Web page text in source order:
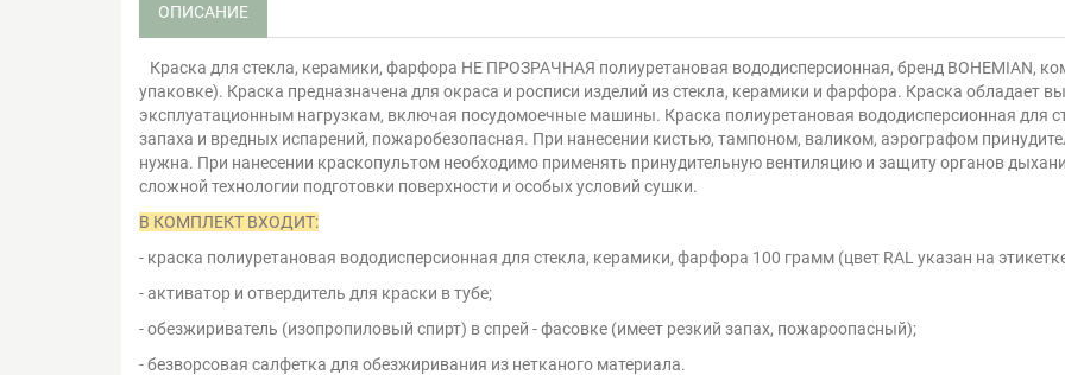
ОПИСАНИЕ
Краска для стекла, керамики, фарфора НЕ ПРОЗРАЧНАЯ полиуретановая вододисперсионная, бренд BOHEMIAN,
упаковке). Краска предназначена для окраса и росписи изделий из стекла, керамики и фарфора. Краска обладает
эксплуатационным нагрузкам, включая посудомоечные машины. Краска полиуретановая вододисперсионная для
запаха и вредных испарений, пожаробезопасная. При нанесении кистью, тампоном, валиком, аэрографом
нужна. При нанесении краскопультом необходимо применять принудительную вентиляцию и защиту органов
сложной технологии подготовки поверхности и особых условий сушки.
В КОМПЛЕКТ ВХОДИТ:
- краска полиуретановая вододисперсионная для стекла, керамики, фарфора 100 грамм (цвет RAL указан на
- активатор и отвердитель для краски в тубе;
- обезжириватель (изопропиловый спирт) в спрей - фасовке (имеет резкий запах, пожароопасный);
- безворсовая салфетка для обезжиривания из нетканого материала.